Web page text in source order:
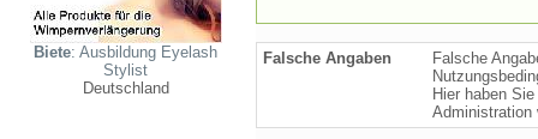
Biete: Ausbildung Eyelash
Stylist
Deutschland
Falsche Angaben
Falsche
Hier haben